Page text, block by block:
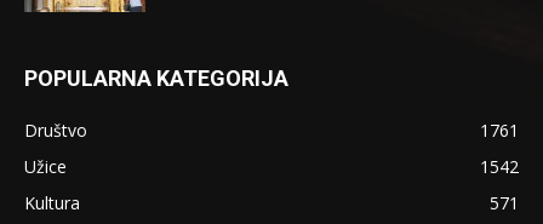
POPULARNA KATEGORIJA
Društvo
1761
Užice
1542
Kultura
571